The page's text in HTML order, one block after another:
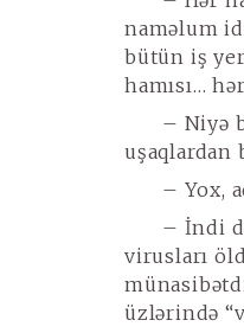
naməlum
bütün iş
hamısı…
– Niyə
uşaqlardan
– Yox,
– İndi
virusları
üzlərində